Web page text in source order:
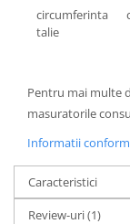
circumferinta
talie
Pentru mai multe
masuratorile
Informatii
Caracteristici
Review-uri(1)